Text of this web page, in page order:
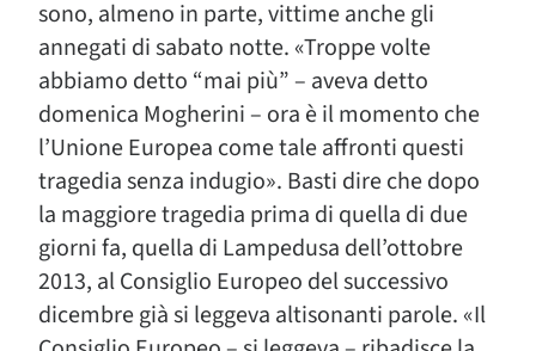
sono, almeno in parte, vittime anche gli
annegati di sabato notte. «Troppe volte
abbiamo detto “mai più” – aveva detto
domenica Mogherini – ora è il momento che
l’Unione Europea come tale affronti questi
tragedia senza indugio». Basti dire che dopo
la maggiore tragedia prima di quella di due
giorni fa, quella di Lampedusa dell’ottobre
2013, al Consiglio Europeo del successivo
dicembre già si leggeva altisonanti parole. «Il